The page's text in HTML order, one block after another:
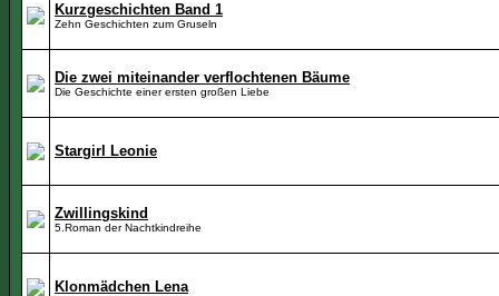
Kurzgeschichten Band 1
Zehn Geschichten zum Gruseln
Die zwei miteinander verflochtenen Bäume
Die Geschichte einer ersten großen Liebe
Stargirl Leonie
Zwillingskind
5.Roman der Nachtkindreihe
Klonmädchen Lena